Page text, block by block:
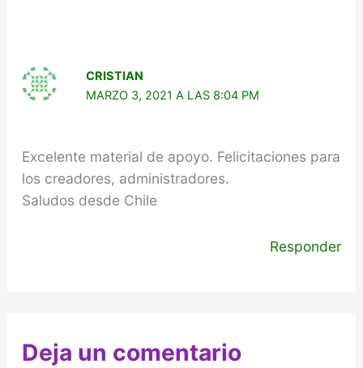
CRISTIAN
MARZO 3, 2021 A LAS 8:04 PM
Excelente material de apoyo. Felicitaciones para
los creadores, administradores.
Saludos desde Chile
Responder
Deja un comentario